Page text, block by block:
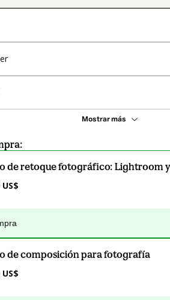
Mostrar más
de retoque fotográfico: Lightroom
de composición para fotografía